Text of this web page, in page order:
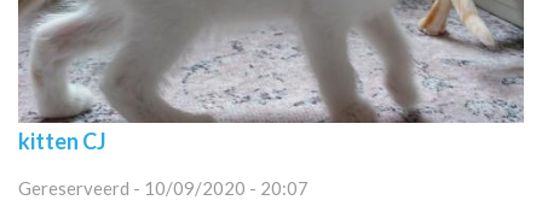
kitten CJ
Gereserveerd - 10/09/2020 - 20:07